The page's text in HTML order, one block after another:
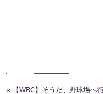
« 【WBC】そうだ、野球場へ